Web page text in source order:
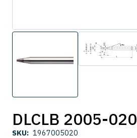
DLCLB 2005-020
SKU: 1967005020